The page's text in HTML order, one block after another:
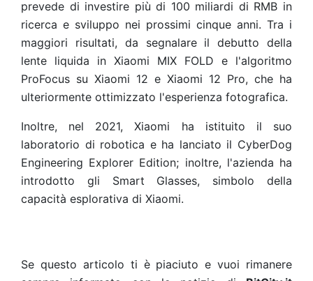
prevede di investire più di 100 miliardi di RMB in
ricerca e sviluppo nei prossimi cinque anni. Tra i
maggiori risultati, da segnalare il debutto della
lente liquida in Xiaomi MIX FOLD e l'algoritmo
ProFocus su Xiaomi 12 e Xiaomi 12 Pro, che ha
ulteriormente ottimizzato l'esperienza fotografica.
Inoltre, nel 2021, Xiaomi ha istituito il suo
laboratorio di robotica e ha lanciato il CyberDog
Engineering Explorer Edition; inoltre, l'azienda ha
introdotto gli Smart Glasses, simbolo della
capacità esplorativa di Xiaomi.
Se questo articolo ti è piaciuto e vuoi rimanere